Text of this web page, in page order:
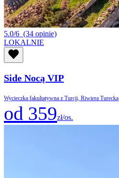
5.0/6 (34 opinie)
LOKALNIE
Side Nocą VIP
Wycieczka fakultatywna z Turcji, Riwiera Turecka
od 359zł/os.